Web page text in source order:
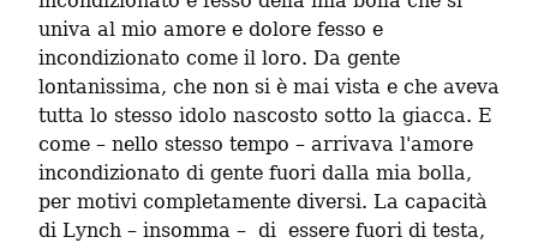
univa al mio amore e dolore fesso e
incondizionato come il loro. Da gente
lontanissima, che non si è mai vista e che aveva
tutta lo stesso idolo nascosto sotto la giacca. E
come – nello stesso tempo – arrivava l'amore
incondizionato di gente fuori dalla mia bolla,
per motivi completamente diversi. La capacità
di Lynch – insomma –  di  essere fuori di testa,